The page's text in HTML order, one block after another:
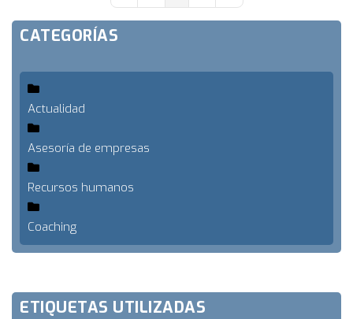
CATEGORÍAS
Actualidad
Asesoría de empresas
Recursos humanos
Coaching
ETIQUETAS UTILIZADAS